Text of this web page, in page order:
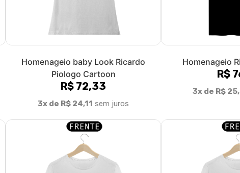
Homenageio baby Look Ricardo
Piologo Cartoon
R$ 72,33
3x de R$ 24,11 sem juros
Homenageio
R$
3x de R$